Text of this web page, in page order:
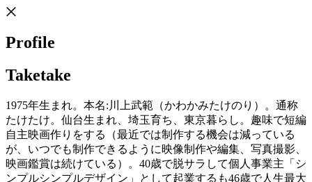
Profile
Taketake
1975年生まれ。本名:川上武範（かわかみたけのり）。通称
たけたけ。仙台生まれ、埼玉育ち、東京暮らし。趣味で短編
自主映画作りをする（最近では制作する機会は減っている
が、いつでも制作できるように映像制作や編集、写真撮影、
映画鑑賞は続けている）。40歳で脱サラして個人事業主「シ
ンプルシンプルデザイン」として起業するも46歳で人生最大